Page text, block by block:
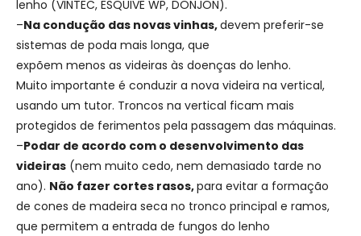
lenho (VINTEC, ESQUIVE WP, DONJON).
–Na condução das novas vinhas,devem preferir-se
sistemas de poda mais longa, que
expõem menos as videiras às doenças do lenho.
Muito importante é conduzir a nova videira na vertical,
usando um tutor. Troncos na vertical ficam mais
protegidos de ferimentos pela passagem das máquinas.
–Podar de acordo com o desenvolvimento das
videiras (nem muito cedo, nem demasiado tarde no
ano). Não fazer cortes rasos,para evitar a formação
de cones de madeira seca no tronco principal e ramos,
que permitem a entrada de fungos do lenho